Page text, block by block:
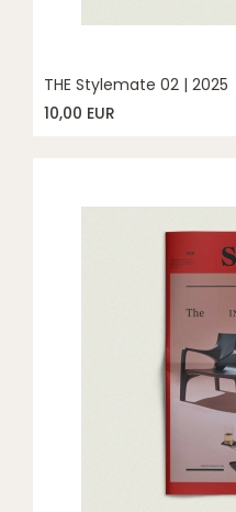
THE Stylemate 02 | 2025
10,00 EUR